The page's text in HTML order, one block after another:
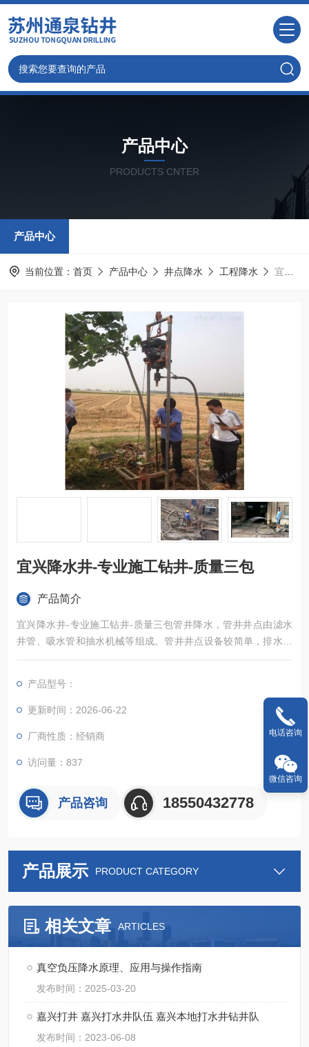
产品中心
PRODUCTS CNTER
产品中心
当前位置： 首页 产品中心 井点降水 工程降水 宜兴降水井-专业施工钻井-质量三包
宜兴降水井-专业施工钻井-质量三包
产品简介
宜兴降水井-专业施工钻井-质量三包管井降水，管井井点由滤水
井管、吸水管和抽水机械等组成。管井井点设备较简单，排水量
大，降水较深，较轻型井点具有更大的降水效果
产品型号：
更新时间：2026-06-22
厂商性质：经销商
访问量：837
产品咨询 18550432778
产品展示 PRODUCT CATEGORY
相关文章 ARTICLES
真空负压降水原理、应用与操作指南
发布时间：2025-03-20
嘉兴打井 嘉兴打水井队伍 嘉兴本地打水井钻井队
发布时间：2023-06-08
电话咨询
微信咨询